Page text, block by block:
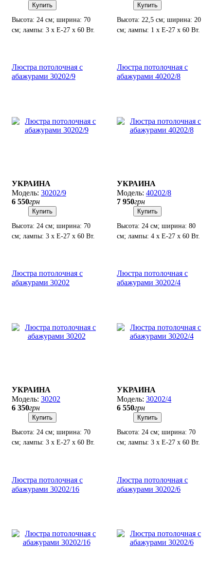
Купить
Высота: 24 см; ширина: 70
см; лампы: 3 х Е-27 х 60 Вт.
Купить
Высота: 22,5 см; ширина: 20
см; лампы: 1 х Е-27 х 60 Вт.
Люстра потолочная с
абажурами 30202/9
УКРАИНА
30202/9
6 550грн
Купить
Высота: 24 см; ширина: 70
см; лампы: 3 х Е-27 х 60 Вт.
Люстра потолочная с
абажурами 40202/8
УКРАИНА
40202/8
7 950грн
Купить
Высота: 24 см; ширина: 80
см; лампы: 4 х Е-27 х 60 Вт.
Люстра потолочная с
абажурами 30202
УКРАИНА
30202
6 350грн
Купить
Высота: 24 см; ширина: 70
см; лампы: 3 х Е-27 х 60 Вт.
Люстра потолочная с
абажурами 30202/4
УКРАИНА
30202/4
6 550грн
Купить
Высота: 24 см; ширина: 70
см; лампы: 3 х Е-27 х 60 Вт.
Люстра потолочная с
абажурами 30202/16
Люстра потолочная с
абажурами 30202/6